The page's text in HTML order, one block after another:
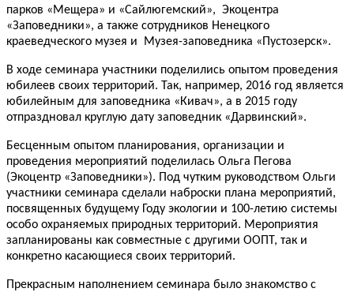
парков «Мещера» и «Сайлюгемский», Экоцентра
«Заповедники», а также сотрудников Ненецкого
краеведческого музея и Музея-заповедника «Пустозерск».
В ходе семинара участники поделились опытом проведения
юбилеев своих территорий. Так, например, 2016 год является
юбилейным для заповедника «Кивач», а в 2015 году
отпраздновал круглую дату заповедник «Дарвинский».
Бесценным опытом планирования, организации и
проведения мероприятий поделилась Ольга Пегова
(Экоцентр «Заповедники»). Под чутким руководством Ольги
участники семинара сделали наброски плана мероприятий,
посвященных будущему Году экологии и 100-летию системы
особо охраняемых природных территорий. Мероприятия
запланированы как совместные с другими ООПТ, так и
конкретно касающиеся своих территорий.
Прекрасным наполнением семинара было знакомство с